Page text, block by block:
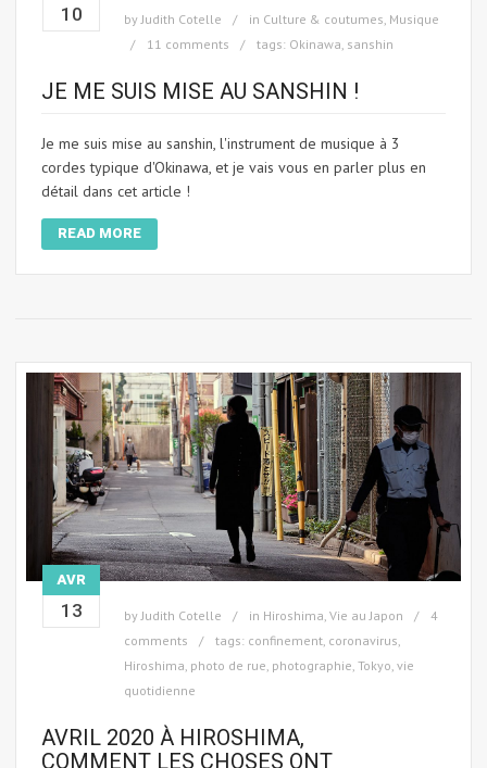
10 by Judith Cotelle in Culture & coutumes Musique
11 comments
tags: Okinawa sanshin
JE ME SUIS MISE AU SANSHIN !
Je me suis mise au sanshin, l'instrument de musique à 3
cordes typique d'Okinawa, et je vais vous en parler plus en
détail dans cet article !
READ MORE
AVR
13 byJudith Cotelle in Hiroshima, Vie au Japon
4
comments
tags: confinement, coronavirus,
Hiroshima, photo de rue, photographie, Tokyo, vie
quotidienne
AVRIL 2020 À HIROSHIMA,
COMMENT LES CHOSES ONT